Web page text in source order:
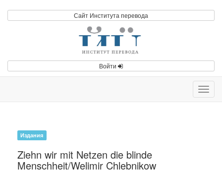
Сайт Института перевода
Войти
Издания
Ziehn wir mit Netzen die blinde
Menschheit/Welimir Chlebnikow